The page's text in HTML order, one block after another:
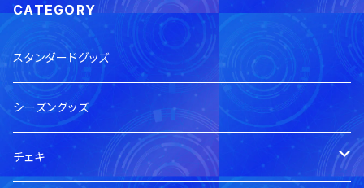
CATEGORY
スタンダードグッズ
シーズングッズ
チェキ